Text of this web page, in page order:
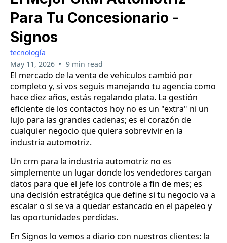
Para Tu Concesionario -
Signos
tecnología
May 11, 2026 • 9 min read
El mercado de la venta de vehículos cambió por
completo y, si vos seguís manejando tu agencia como
hace diez años, estás regalando plata. La gestión
eficiente de los contactos hoy no es un "extra" ni un
lujo para las grandes cadenas; es el corazón de
cualquier negocio que quiera sobrevivir en la
industria automotriz.
Un crm para la industria automotriz no es
simplemente un lugar donde los vendedores cargan
datos para que el jefe los controle a fin de mes; es
una decisión estratégica que define si tu negocio va a
escalar o si se va a quedar estancado en el papeleo y
las oportunidades perdidas.
En Signos lo vemos a diario con nuestros clientes: la